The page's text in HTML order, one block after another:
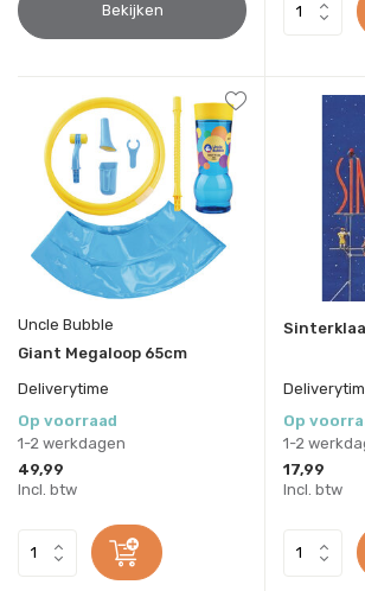
Bekijken
Uncle Bubble
Giant Megaloop 65cm
Deliverytime
Op voorraad
1-2 werkdagen
49,99
Incl. btw
Op
1-2
17,99
Incl. btw